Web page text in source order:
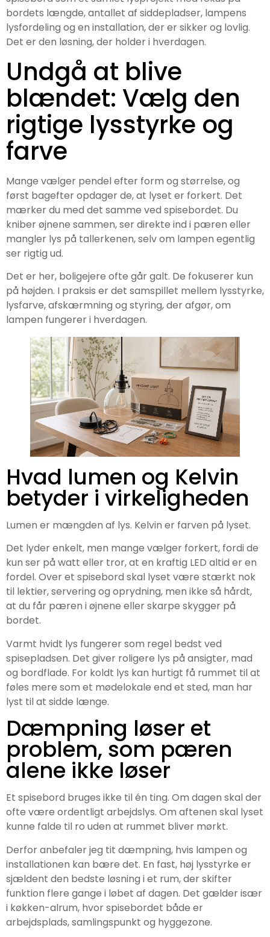
bordets længde, antallet af siddepladser, lampens
lysfordeling og en installation, der er sikker og lovlig.
Det er den løsning, der holder i hverdagen.
Undgå at blive
blændet: Vælg den
rigtige lysstyrke og
farve
Mange vælger pendel efter form og størrelse, og
først bagefter opdager de, at lyset er forkert. Det
mærker du med det samme ved spisebordet. Du
kniber øjnene sammen, ser direkte ind i pæren eller
mangler lys på tallerkenen, selv om lampen egentlig
ser rigtig ud.
Det er her, boligejere ofte går galt. De fokuserer kun
på højden. I praksis er det samspillet mellem lysstyrke,
lysfarve, afskærmning og styring, der afgør, om
lampen fungerer i hverdagen.
Hvad lumen og Kelvin
betyder i virkeligheden
Lumen er mængden af lys. Kelvin er farven på lyset.
Det lyder enkelt, men mange vælger forkert, fordi de
kun ser på watt eller tror, at en kraftig LED altid er en
fordel. Over et spisebord skal lyset være stærkt nok
til lektier, servering og oprydning, men ikke så hårdt,
at du får pæren i øjnene eller skarpe skygger på
bordet.
Varmt hvidt lys fungerer som regel bedst ved
spisepladsen. Det giver roligere lys på ansigter, mad
og bordflade. For koldt lys kan hurtigt få rummet til at
føles mere som et mødelokale end et sted, man har
lyst til at sidde længe.
Dæmpning løser et
problem, som pæren
alene ikke løser
Et spisebord bruges ikke til én ting. Om dagen skal der
ofte være ordentligt arbejdslys. Om aftenen skal lyset
kunne falde til ro uden at rummet bliver mørkt.
Derfor anbefaler jeg tit dæmpning, hvis lampen og
installationen kan bære det. En fast, høj lysstyrke er
sjældent den bedste løsning i et rum, der skifter
funktion flere gange i løbet af dagen. Det gælder især
i køkken-alrum, hvor spisebordet både er
arbejdsplads, samlingspunkt og hyggezone.